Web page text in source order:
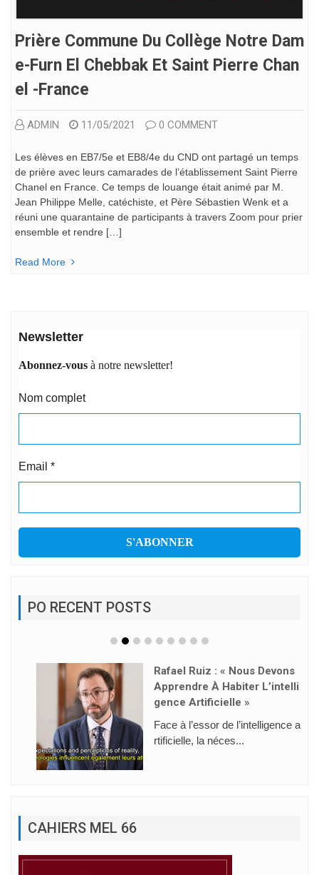
Prière Commune Du Collège Notre Dam
E-Furn El Chebbak Et Saint Pierre Chan
El -France
ADMIN 11/05/2021 0 COMMENT
Les élèves en EB7/5e et EB8/4e du CND ont partagé un temps
de prière avec leurs camarades de l’établissement Saint Pierre
Chanel en France. Ce temps de louange était animé par M.
Jean Philippe Melle, catéchiste, et Père Sébastien Wenk et a
réuni une quarantaine de participants à travers Zoom pour prier
ensemble et rendre […]
Read More
Newsletter
Abonnez-vous à notre newsletter!
Nom complet
Email *
PO RECENT POSTS
Rafael Ruiz : « Nous Devons
Apprendre À Habiter L’intelli
Gence Artificielle »
Face à l’essor de l’intelligence a
rtificielle, la néces...
CAHIERS MEL 66